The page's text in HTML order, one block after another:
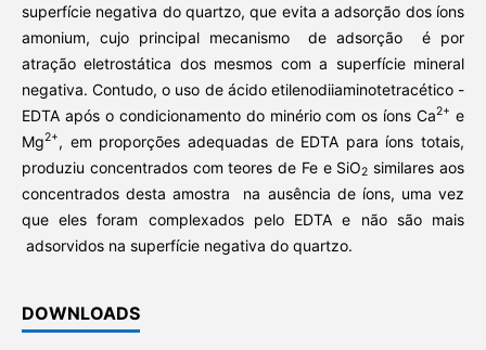
superfície negativa do quartzo, que evita a adsorção dos íons
amonium, cujo principal mecanismo de adsorção é por
atração eletrostática dos mesmos com a superfície mineral
negativa. Contudo, o uso de ácido etilenodiiaminotetracético -
EDTA após o condicionamento do minério com os íons Ca2+ e
Mg2+, em proporções adequadas de EDTA para íons totais,
produziu concentrados com teores de Fe e SiO2 similares aos
concentrados desta amostra na ausência de íons, uma vez
que eles foram complexados pelo EDTA e não são mais
adsorvidos na superfície negativa do quartzo.
DOWNLOADS